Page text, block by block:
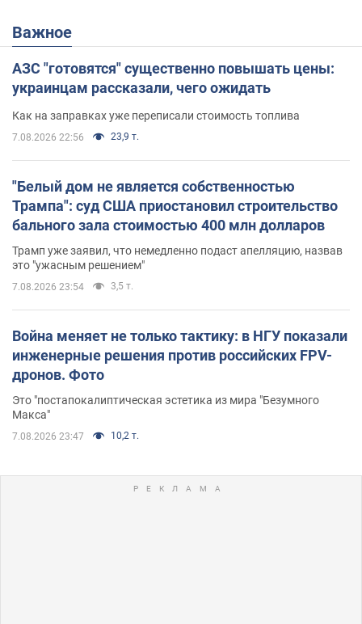
Важное
АЗС "готовятся" существенно повышать цены:
украинцам рассказали, чего ожидать
Как на заправках уже переписали стоимость топлива
7.08.2026 22:56 23,9 т.
"Белый дом не является собственностью
Трампа": суд США приостановил строительство
бального зала стоимостью 400 млн долларов
Трамп уже заявил, что немедленно подаст апелляцию, назвав
это "ужасным решением"
7.08.2026 23:54 3,5 т.
Война меняет не только тактику: в НГУ показали
инженерные решения против российских FPV-
дронов. Фото
Это "постапокалиптическая эстетика из мира "Безумного
Макса"
7.08.2026 23:47 10,2 т.